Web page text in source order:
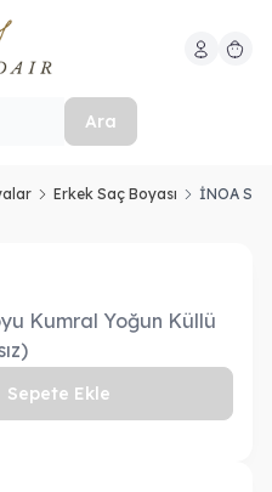
Ara
Hesabım
Erkek Saç Boyası İNOA Saç
Kumral Yoğun Küllü
Sepete Ekle